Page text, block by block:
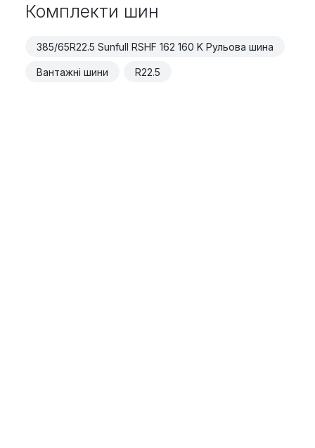
Комплекти шин
385/65R22.5 Sunfull RSHF 162 160 K Рульова шина
Вантажні шини R22.5